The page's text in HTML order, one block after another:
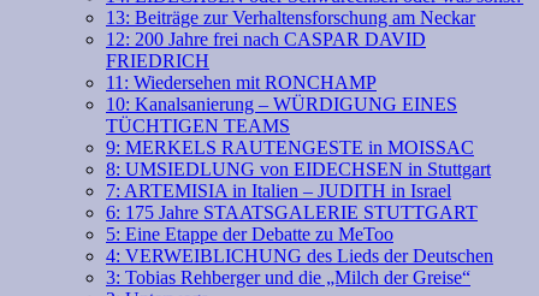
13: Beiträge zur Verhaltensforschung am Neckar
12: 200 Jahre frei nach CASPAR DAVID
FRIEDRICH
11: Wiedersehen mit RONCHAMP
10: Kanalsanierung – WÜRDIGUNG EINES
TÜCHTIGEN TEAMS
9: MERKELS RAUTENGESTE in MOISSAC
8: UMSIEDLUNG von EIDECHSEN in Stuttgart
7: ARTEMISIA in Italien – JUDITH in Israel
6: 175 Jahre STAATSGALERIE STUTTGART
5: Eine Etappe der Debatte zu MeToo
4: VERWEIBLICHUNG des Lieds der Deutschen
3: Tobias Rehberger und die „Milch der Greise“